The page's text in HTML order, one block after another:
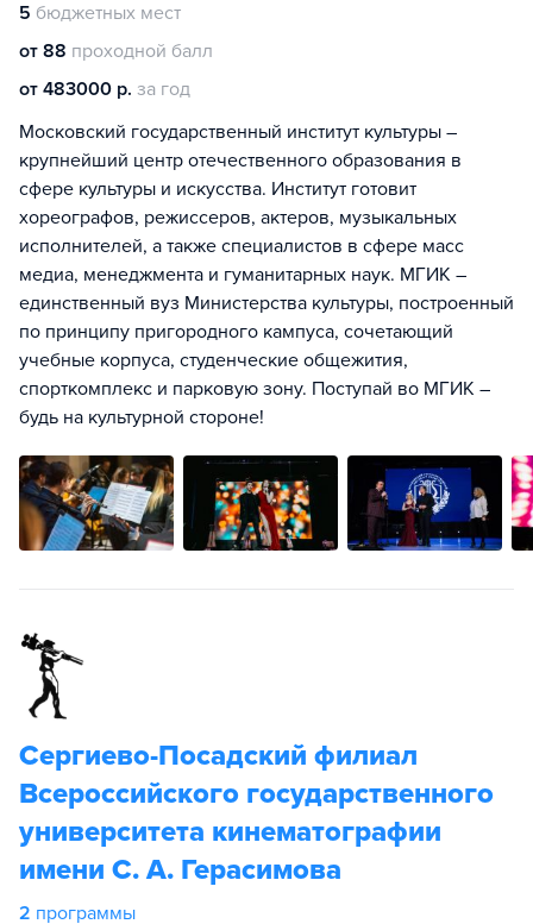
5 бюджетных мест
от 88 проходной балл
от 483000 р. за год
Московский государственный институт культуры –
крупнейший центр отечественного образования в
сфере культуры и искусства. Институт готовит
хореографов, режиссеров, актеров, музыкальных
исполнителей, а также специалистов в сфере масс
медиа, менеджмента и гуманитарных наук. МГИК –
единственный вуз Министерства культуры, построенный
по принципу пригородного кампуса, сочетающий
учебные корпуса, студенческие общежития,
спорткомплекс и парковую зону. Поступай во МГИК –
будь на культурной стороне!
Сергиево-Посадский филиал
Всероссийского государственного
университета кинематографии
имени С. А. Герасимова
2 программы